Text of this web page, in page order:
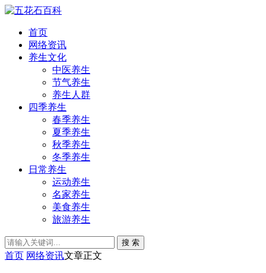
首页
网络资讯
养生文化
中医养生
节气养生
养生人群
四季养生
春季养生
夏季养生
秋季养生
冬季养生
日常养生
运动养生
名家养生
美食养生
旅游养生
搜 索
首页 网络资讯文章正文